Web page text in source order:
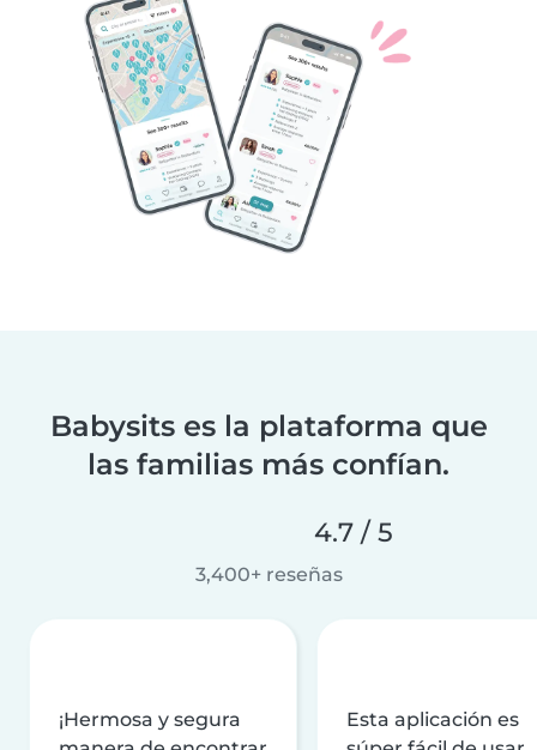
Babysits es la plataforma que
las familias más confían.
4.7 / 5
3,400+ reseñas
¡Hermosa y segura
Esta aplicación es